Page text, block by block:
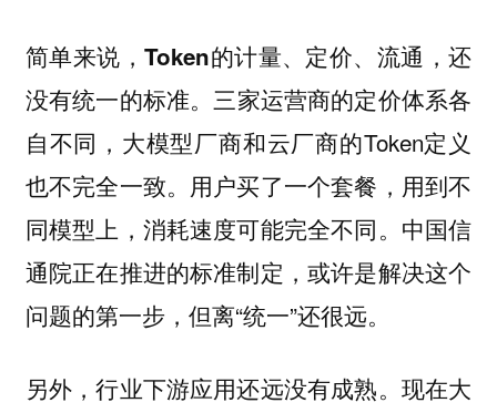
简单来说，Token的计量、定价、流通，还
没有统一的标准。三家运营商的定价体系各
自不同，大模型厂商和云厂商的Token定义
也不完全一致。用户买了一个套餐，用到不
同模型上，消耗速度可能完全不同。中国信
通院正在推进的标准制定，或许是解决这个
问题的第一步，但离“统一”还很远。
另外，行业下游应用还远没有成熟。现在大